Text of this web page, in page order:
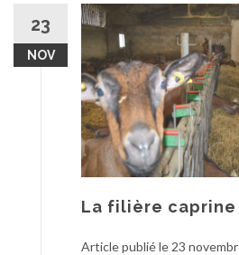
23
NOV
La filière
Article publié le 23